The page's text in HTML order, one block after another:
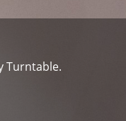
Turntable.